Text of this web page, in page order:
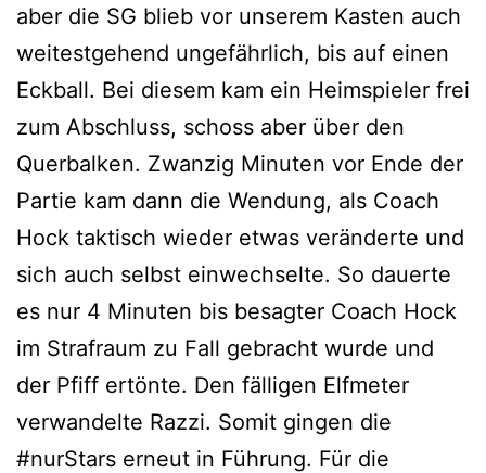
aber die SG blieb vor unserem Kasten auch
weitestgehend ungefährlich, bis auf einen
Eckball. Bei diesem kam ein Heimspieler frei
zum Abschluss, schoss aber über den
Querbalken. Zwanzig Minuten vor Ende der
Partie kam dann die Wendung, als Coach
Hock taktisch wieder etwas veränderte und
sich auch selbst einwechselte. So dauerte
es nur 4 Minuten bis besagter Coach Hock
im Strafraum zu Fall gebracht wurde und
der Pfiff ertönte. Den fälligen Elfmeter
verwandelte Razzi. Somit gingen die
#nurStars erneut in Führung. Für die